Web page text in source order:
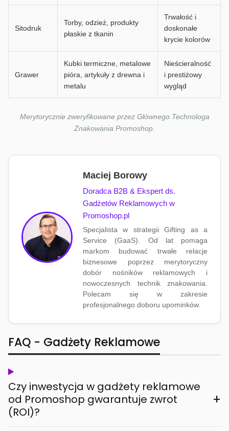
Sitodruk
Torby, odzież, produkty
płaskie z tkanin
Trwałość i
doskonałe
krycie kolorów
Grawer
Kubki termiczne, metalowe
pióra, artykuły z drewna i
metalu
Nieścieralność
i prestiżowy
wygląd
Merytorycznie zweryfikowane przez Głównego Technologa
Znakowania Promoshop.
Maciej Borowy
Doradca B2B & Ekspert ds.
Gadżetów Reklamowych w
Promoshop.pl
Specjalista w strategii Gifting as a
Service (GaaS). Od lat pomaga
markom budować trwałe relacje
biznesowe poprzez merytoryczny
dobór nośników reklamowych i
nowoczesnych technik znakowania.
Polecam się w zakresie
profesjonalnego doboru upominków.
FAQ - Gadżety Reklamowe
Czy inwestycja w gadżety reklamowe
od Promoshop gwarantuje zwrot
(ROI)?
+